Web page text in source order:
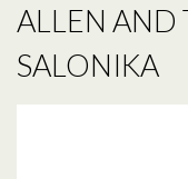
ALLEN AND
SALONIKA